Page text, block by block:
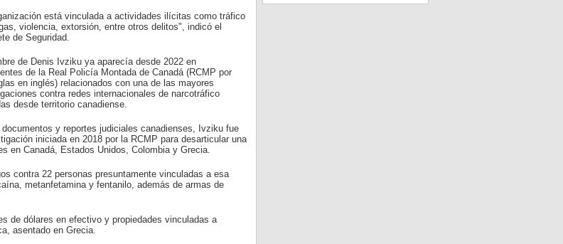
está vinculada a actividades ilícitas como tráfico
violencia, extorsión, entre otros delitos", indicó el
de Seguridad.
de Denis Ivziku ya aparecía desde 2022 en
de la Real Policía Montada de Canadá (RCMP por
en inglés) relacionados con una de las mayores
contra redes internacionales de narcotráfico
desde territorio canadiense.
documentos y reportes judiciales canadienses, Ivziku fue
iniciada en 2018 por la RCMP para desarticular una
en Canadá, Estados Unidos, Colombia y Grecia.
contra 22 personas presuntamente vinculadas a esa
metanfetamina y fentanilo, además de armas de
de dólares en efectivo y propiedades vinculadas a
asentado en Grecia.